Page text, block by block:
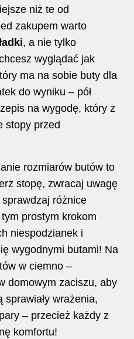
niż te od
zakupem warto
, a nie tylko
wyglądać jak
ma na sobie buty dla
do wyniku – pół
na wygodę, który z
stopy przed
rozmiarów butów to
stopę, zwracaj uwagę
sprawdzaj różnice
prostym krokom
niespodzianek i
wygodnymi butami! Na
w ciemno –
domowym zaciszu, aby
wrażenia,
– przecież każdy z
komfortu!